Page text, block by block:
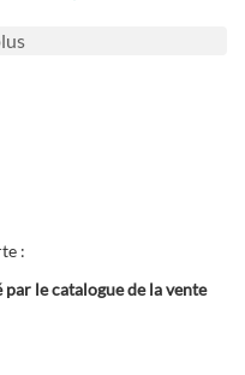
:
le catalogue de la vente